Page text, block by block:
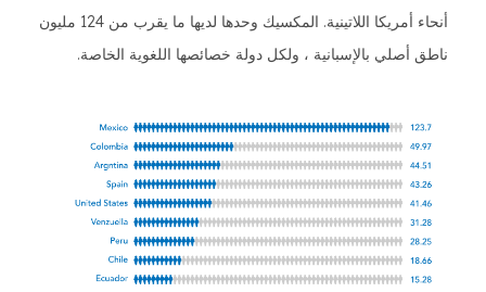
أنحاء أمريكا اللاتينية. المكسيك وحدها لديها ما يقرب من 124 مليون
ناطق أصلي بالإسبانية ، ولكل دولة خصائصها اللغوية الخاصة.